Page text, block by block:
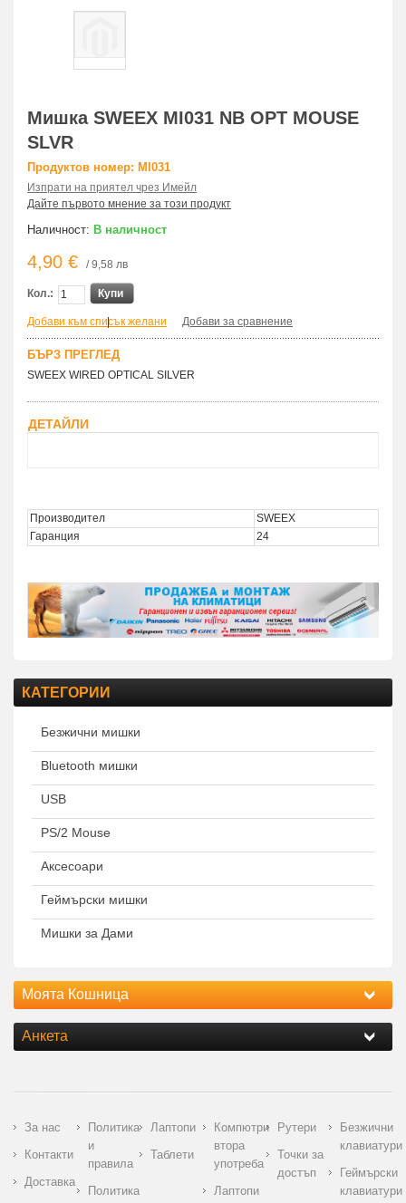
Мишка SWEEX MI031 NB OPT MOUSE
SLVR
Продуктов номер: MI031
Изпрати на приятел чрез Имейл
Дайте първото мнение за този продукт
Наличност: В наличност
4,90 € / 9,58 лв
Кол.: Купи
Добави към списък желани
| Добави за сравнение
БЪРЗ ПРЕГЛЕД
SWEEX WIRED OPTICAL SILVER
ДЕТАЙЛИ
Производител
SWEEX
Гаранция
24
КАТЕГОРИИ
Безжични мишки
Bluetooth мишки
USB
PS/2 Mouse
Аксесоари
Геймърски мишки
Мишки за Дами
Моята Кошница
Анкета
За нас
Контакти
Доставка
Политика
и
правила
Политика
Лаптопи
Таблети
Компютри
втора
употреба
Лаптопи
Рутери
Точки за
достъп
Безжични
клавиатури
Геймърски
клавиатури